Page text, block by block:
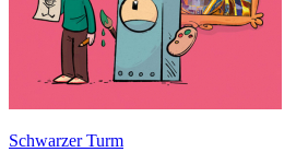
Schwarzer Turm